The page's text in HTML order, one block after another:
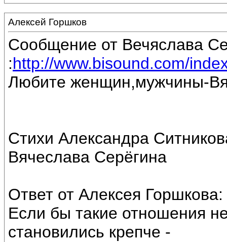
Алексей Горшков
Сообщение от Вечяслава
:http://www.bisound.com/
Любите женщин,мужчины-
Стихи Александра
Вячеслава Серёгина
Ответ от Алексея Горшкова:
Если бы такие отношения
становились крепче -